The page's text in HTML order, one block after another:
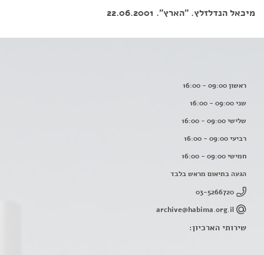
מיכאל הנדלזלץ. "הארץ". 22.06.2001
ראשון 09:00 - 16:00
שני 09:00 - 16:00
שלישי 09:00 - 16:00
רביעי 09:00 - 16:00
חמישי 09:00 - 16:00
הגעה בתיאום מראש בלבד
03-5266720
archive@habima.org.il
שירותי הארכיון: